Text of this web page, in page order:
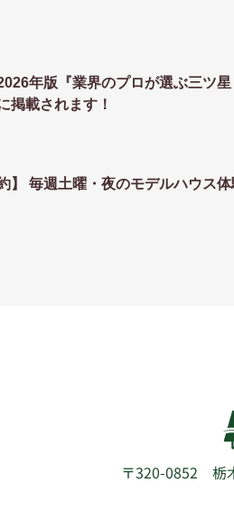
年版『業界のプロが選ぶ三ツ
掲載されます！
】 毎週土曜・夜のモデルハウス
〒320-0852 栃